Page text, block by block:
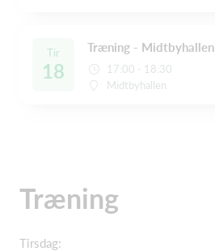
Tir
18
Træning - Midtbyhallen
17:00 - 18:30
Midtbyhallen
Træning
Tirsdag: